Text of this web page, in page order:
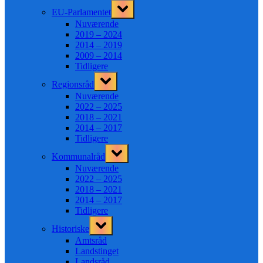
EU-Parlamentet
Toggle
sub-
menu
Nuværende
2019 – 2024
2014 – 2019
2009 – 2014
Tidligere
Regionsråd
Toggle
sub-
menu
Nuværende
2022 – 2025
2018 – 2021
2014 – 2017
Tidligere
Kommunalråd
Toggle
sub-
menu
Nuværende
2022 – 2025
2018 – 2021
2014 – 2017
Tidligere
Historiske
Toggle
sub-
menu
Amtsråd
Landstinget